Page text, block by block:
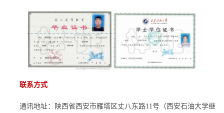
联系方式
通讯地址：陕西省西安市雁塔区丈八东路11号（西安石油大学继